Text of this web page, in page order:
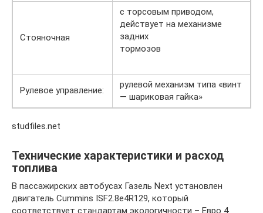
Стояночная
с торсовым приводом,
действует на механизме
задних
тормозов
Рулевое управление:
рулевой механизм типа «винт
— шариковая гайка»
studfiles.net
Технические характеристики и расход
топлива
В пассажирских автобусах Газель Next установлен
двигатель Cummins ISF2.8e4R129, который
соответствует стандартам экологичности – Евро 4.